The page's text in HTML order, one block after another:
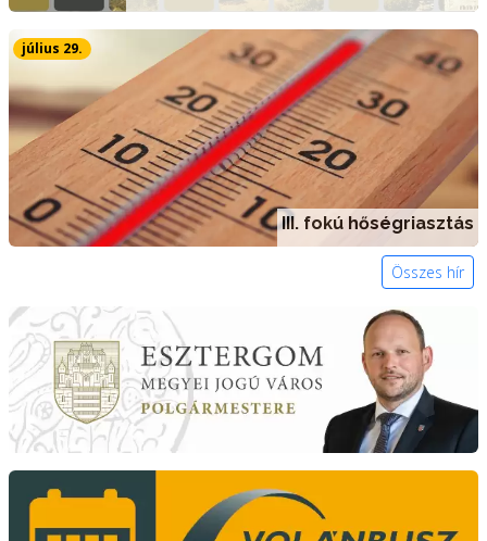
III. fokú hőségriasztás
július 29.
Összes hír